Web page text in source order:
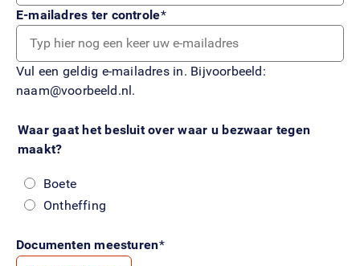
E-mailadres ter controle
Vul een geldig e-mailadres in. Bijvoorbeeld:
naam@voorbeeld.nl.
Waar gaat het besluit over waar u bezwaar tegen
maakt?
Boete
Ontheffing
Documenten meesturen